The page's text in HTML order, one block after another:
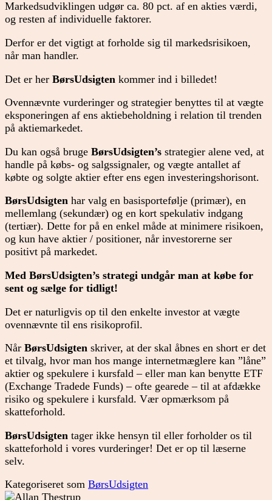
Markedsudviklingen udgør ca. 80 pct. af en akties værdi,
og resten af individuelle faktorer.
Derfor er det vigtigt at forholde sig til markedsrisikoen,
når man handler.
Det er her BørsUdsigten kommer ind i billedet!
Ovennævnte vurderinger og strategier benyttes til at vægte
eksponeringen af ens aktiebeholdning i relation til trenden
på aktiemarkedet.
Du kan også bruge BørsUdsigten’s strategier alene ved, at
handle på købs- og salgssignaler, og vægte antallet af
købte og solgte aktier efter ens egen investeringshorisont.
BørsUdsigten har valg en basisportefølje (primær), en
mellemlang (sekundær) og en kort spekulativ indgang
(tertiær). Dette for på en enkel måde at minimere risikoen,
og kun have aktier / positioner, når investorerne ser
positivt på markedet.
Med BørsUdsigten’s strategi undgår man at købe for
sent og sælge for tidligt!
Det er naturligvis op til den enkelte investor at vægte
ovennævnte til ens risikoprofil.
Når BørsUdsigten skriver, at der skal åbnes en short er det
et tilvalg, hvor man hos mange internetmæglere kan ”låne”
aktier og spekulere i kursfald – eller man kan benytte ETF
(Exchange Tradede Funds) – ofte gearede – til at afdække
risiko og spekulere i kursfald. Vær opmærksom på
skatteforhold.
BørsUdsigten tager ikke hensyn til eller forholder os til
skatteforhold i vores vurderinger! Det er op til læserne
selv.
Kategoriseret som BørsUdsigten